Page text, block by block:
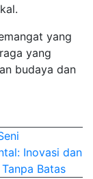
yang
yang
budaya dan
Inovasi dan
Batas